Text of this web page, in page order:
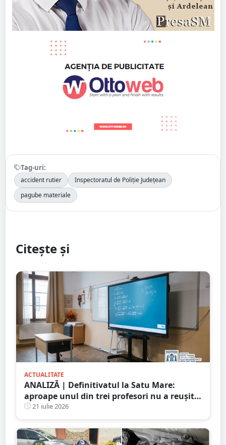
Tag-uri:
accident rutier
Inspectoratul de Poliție Județean
pagube materiale
Citește și
ACTUALITATE
ANALIZĂ | Definitivatul la Satu Mare:
aproape unul din trei profesori nu a reușit
să promoveze examenul
21 iulie 2026